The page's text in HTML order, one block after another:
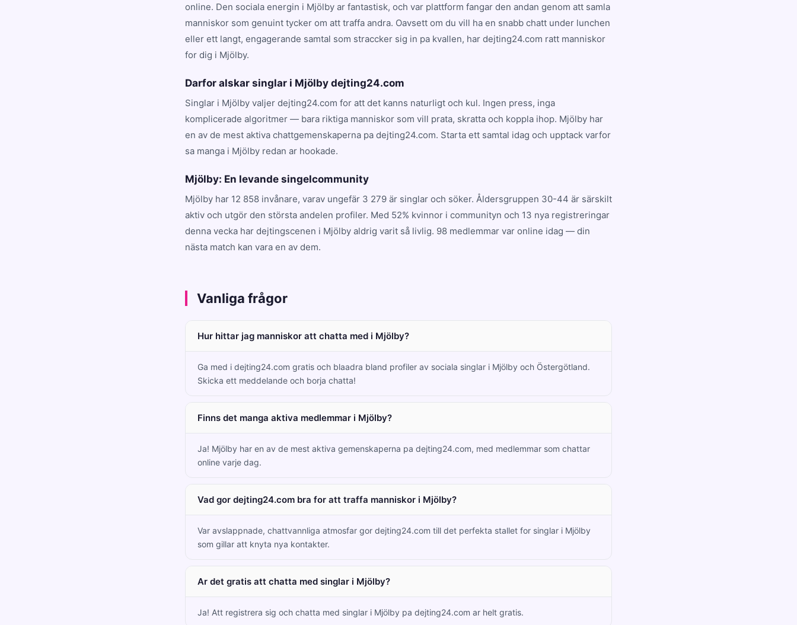
online. Den sociala energin i Mjölby ar fantastisk, och var plattform fangar den andan genom att samla
manniskor som genuint tycker om att traffa andra. Oavsett om du vill ha en snabb chatt under lunchen
eller ett langt, engagerande samtal som straccker sig in pa kvallen, har dejting24.com ratt manniskor
for dig i Mjölby.
Darfor alskar singlar i Mjölby dejting24.com
Singlar i Mjölby valjer dejting24.com for att det kanns naturligt och kul. Ingen press, inga
komplicerade algoritmer — bara riktiga manniskor som vill prata, skratta och koppla ihop. Mjölby har
en av de mest aktiva chattgemenskaperna pa dejting24.com. Starta ett samtal idag och upptack varfor
sa manga i Mjölby redan ar hookade.
Mjölby: En levande singelcommunity
Mjölby har 12 858 invånare, varav ungefär 3 279 är singlar och söker. Åldersgruppen 30-44 är särskilt
aktiv och utgör den största andelen profiler. Med 52% kvinnor i communityn och 13 nya registreringar
denna vecka har dejtingscenen i Mjölby aldrig varit så livlig. 98 medlemmar var online idag — din
nästa match kan vara en av dem.
Vanliga frågor
Hur hittar jag manniskor att chatta med i Mjölby?
Ga med i dejting24.com gratis och blaadra bland profiler av sociala singlar i Mjölby och Östergötland.
Skicka ett meddelande och borja chatta!
Finns det manga aktiva medlemmar i Mjölby?
Ja! Mjölby har en av de mest aktiva gemenskaperna pa dejting24.com, med medlemmar som chattar
online varje dag.
Vad gor dejting24.com bra for att traffa manniskor i Mjölby?
Var avslappnade, chattvannliga atmosfar gor dejting24.com till det perfekta stallet for singlar i Mjölby
som gillar att knyta nya kontakter.
Ar det gratis att chatta med singlar i Mjölby?
Ja! Att registrera sig och chatta med singlar i Mjölby pa dejting24.com ar helt gratis.